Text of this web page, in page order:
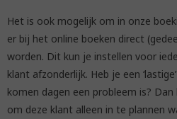
Het is ook mogelijk om in onze
er bij het online boeken direct
worden. Dit kun je instellen voor
klant afzonderlijk. Heb je een
komen dagen een probleem is?
om deze klant alleen in te plannen